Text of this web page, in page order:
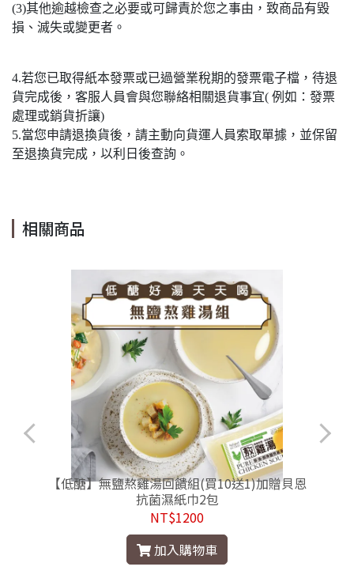
(3)其他逾越檢查之必要或可歸責於您之事由，致商品有毀
損、滅失或變更者。
4.若您已取得紙本發票或已過營業稅期的發票電子檔，待退
貨完成後，客服人員會與您聯絡相關退貨事宜( 例如：發票
處理或銷貨折讓)
5.當您申請退換貨後，請主動向貨運人員索取單據，並保留
至退換貨完成，以利日後查詢。
相關商品
【低醣】無鹽熬雞湯回饋組(買10送1)加贈貝恩
抗菌濕紙巾2包
NT$1200
加入購物車